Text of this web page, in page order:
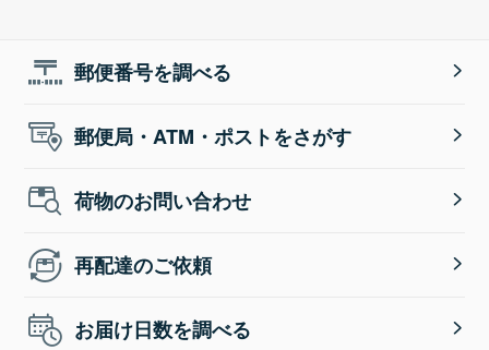
郵便番号を調べる
郵便局・ATM・ポストをさがす
荷物のお問い合わせ
再配達のご依頼
お届け日数を調べる